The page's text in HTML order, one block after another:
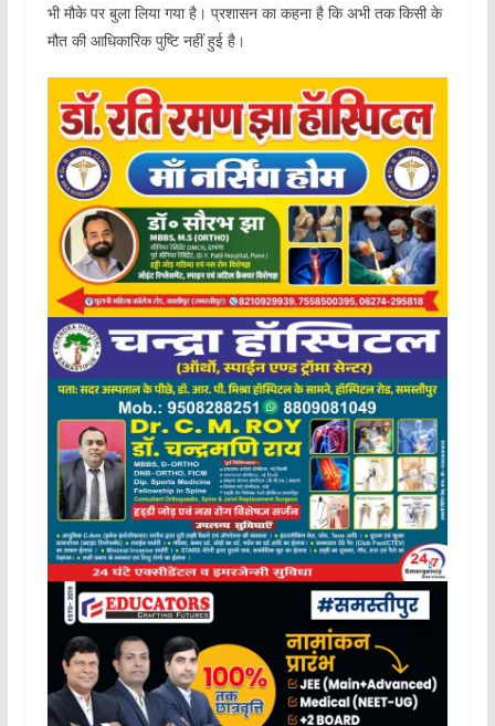
भी मौके पर बुला लिया गया है। प्रशासन का कहना है कि अभी तक किसी के
मौत की आधिकारिक पुष्टि नहीं हुई है।